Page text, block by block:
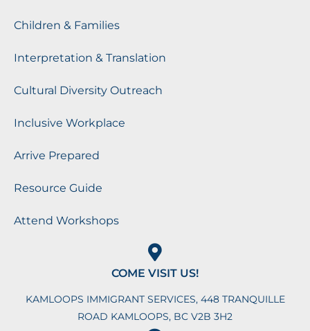
Children & Families
Interpretation & Translation
Cultural Diversity Outreach
Inclusive Workplace
Arrive Prepared
Resource Guide
Attend Workshops
COME VISIT US!
KAMLOOPS IMMIGRANT SERVICES, 448 TRANQUILLE
ROAD KAMLOOPS, BC V2B 3H2